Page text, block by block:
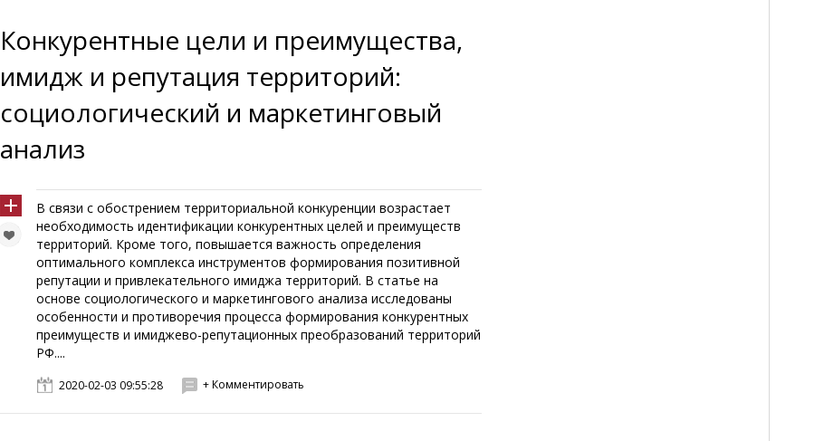
Конкурентные цели и преимущества,
имидж и репутация территорий:
социологический и маркетинговый
анализ
В связи с обострением территориальной конкуренции возрастает
необходимость идентификации конкурентных целей и преимуществ
территорий. Кроме того, повышается важность определения
оптимального комплекса инструментов формирования позитивной
репутации и привлекательного имиджа территорий. В статье на
основе социологического и маркетингового анализа исследованы
особенности и противоречия процесса формирования конкурентных
преимуществ и имиджево-репутационных преобразований территорий
РФ....
2020-02-03 09:55:28 + Комментировать